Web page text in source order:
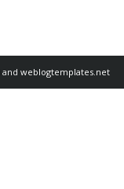
and weblogtemplates.net